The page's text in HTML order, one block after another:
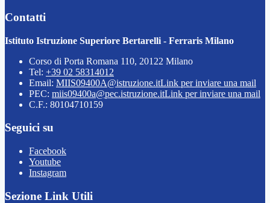
Contatti
Istituto Istruzione Superiore Bertarelli - Ferraris Milano
Corso di Porta Romana 110, 20122 Milano
Tel: +39 02 58314012
Email: MIIS09400A@istruzione.itLink per inviare una mail
PEC: miis09400a@pec.istruzione.itLink per inviare una mail
C.F.: 80104710159
Seguici su
Facebook
Youtube
Instagram
Sezione Link Utili